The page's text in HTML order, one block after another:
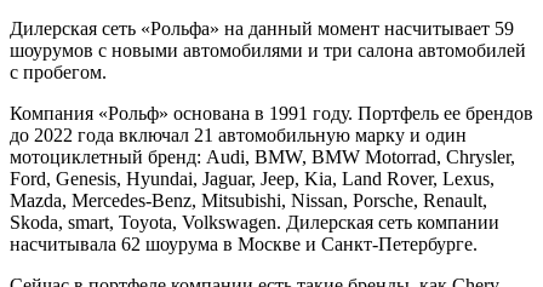
Дилерская сеть «Рольфа» на данный момент насчитывает 59
шоурумов с новыми автомобилями и три салона автомобилей
с пробегом.
Компания «Рольф» основана в 1991 году. Портфель ее брендов
до 2022 года включал 21 автомобильную марку и один
мотоциклетный бренд: Audi, BMW, BMW Motorrad, Chrysler,
Ford, Genesis, Hyundai, Jaguar, Jeep, Kia, Land Rover, Lexus,
Mazda, Mercedes-Benz, Mitsubishi, Nissan, Porsche, Renault,
Skoda, smart, Toyota, Volkswagen. Дилерская сеть компании
насчитывала 62 шоурума в Москве и Санкт-Петербурге.